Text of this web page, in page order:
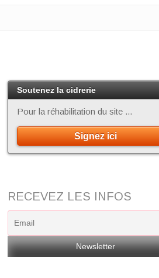
Soutenez la cidrerie
Pour la réhabilitation du site ...
Signez ici
RECEVEZ LES INFOS